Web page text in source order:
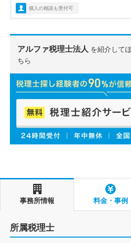
個人の相談も受付可
アルファ税理士法人 を紹介して
ちら
事務所情報 料金・事例
所属税理士